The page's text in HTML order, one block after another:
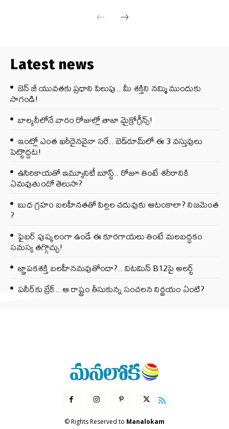
Latest news
జెన్‌ జీ యువతకు ప్రధాని పిలుపు.. మీ శక్తిని నమ్మి ముందుకు
సాగండి!
బాల్కనీలోనే వారం రోజుల్లో తాజా మైక్రోగ్రీన్స్‌!
ఇంట్లో ఎంత ఖరీదైనవైనా సరే.. బెడ్‌రూమ్‌లో ఈ 3 వస్తువులు
పెట్టొద్దట!
ఉసిరికాయతో ఇమ్యూనిటీ బూస్ట్‌.. రోజూ తింటే శరీరానికి
ఏమవుతుందో తెలుసా?
బుధ గ్రహం బలహీనతతో పిల్లల చదువుకు ఆటంకాలా? నిజమెంత
?
ఫైబర్‌ పుష్కలంగా ఉండే ఈ కూరగాయలు తింటే మలబద్ధకం
సమస్య తగ్గొచ్చు!
జ్ఞాపకశక్తి బలహీనమవుతోందా?.. విటమిన్ B12పై అలర్ట్
పనీర్‌కు బ్రేక్.. ఆ రాష్ట్రం తీసుకున్న సంచలన నిర్ణయం ఏంటి?
© Rights Reserved to Manalokam